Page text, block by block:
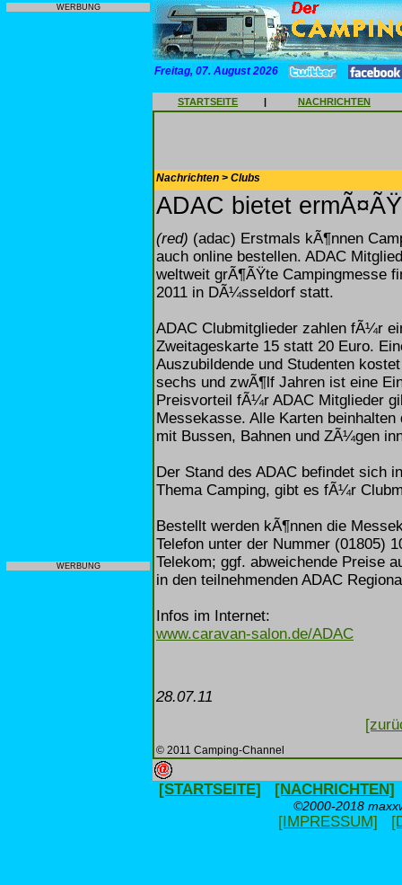
WERBUNG
WERBUNG
Freitag, 07. August 2026
STARTSEITE | NACHRICHTEN
Nachrichten > Clubs
ADAC bietet
(red) (adac) Erstmals kÃ¶nnen
auch online bestellen. ADAC
weltweit grÃ¶ÃŸte Campingmesse
2011 in DÃ¼sseldorf statt.
ADAC Clubmitglieder zahlen fÃ¼r
Zweitageskarte 15 statt 20 Euro.
Auszubildende und Studenten
sechs und zwÃ¶lf Jahren ist eine
Preisvorteil fÃ¼r ADAC Mitglieder
Messekasse. Alle Karten
mit Bussen, Bahnen und ZÃ¼gen
Der Stand des ADAC befindet sich
Thema Camping, gibt es fÃ¼r
Bestellt werden kÃ¶nnen die
Telefon unter der Nummer (01805)
Telekom; ggf. abweichende Preise
in den teilnehmenden ADAC
Infos im Internet:
www.caravan-salon.de/ADAC
28.07.11
© 2011 Camping-Channel
[STARTSEITE] [NACHRICHTEN]
©2000-2018
[IMPRESSUM]